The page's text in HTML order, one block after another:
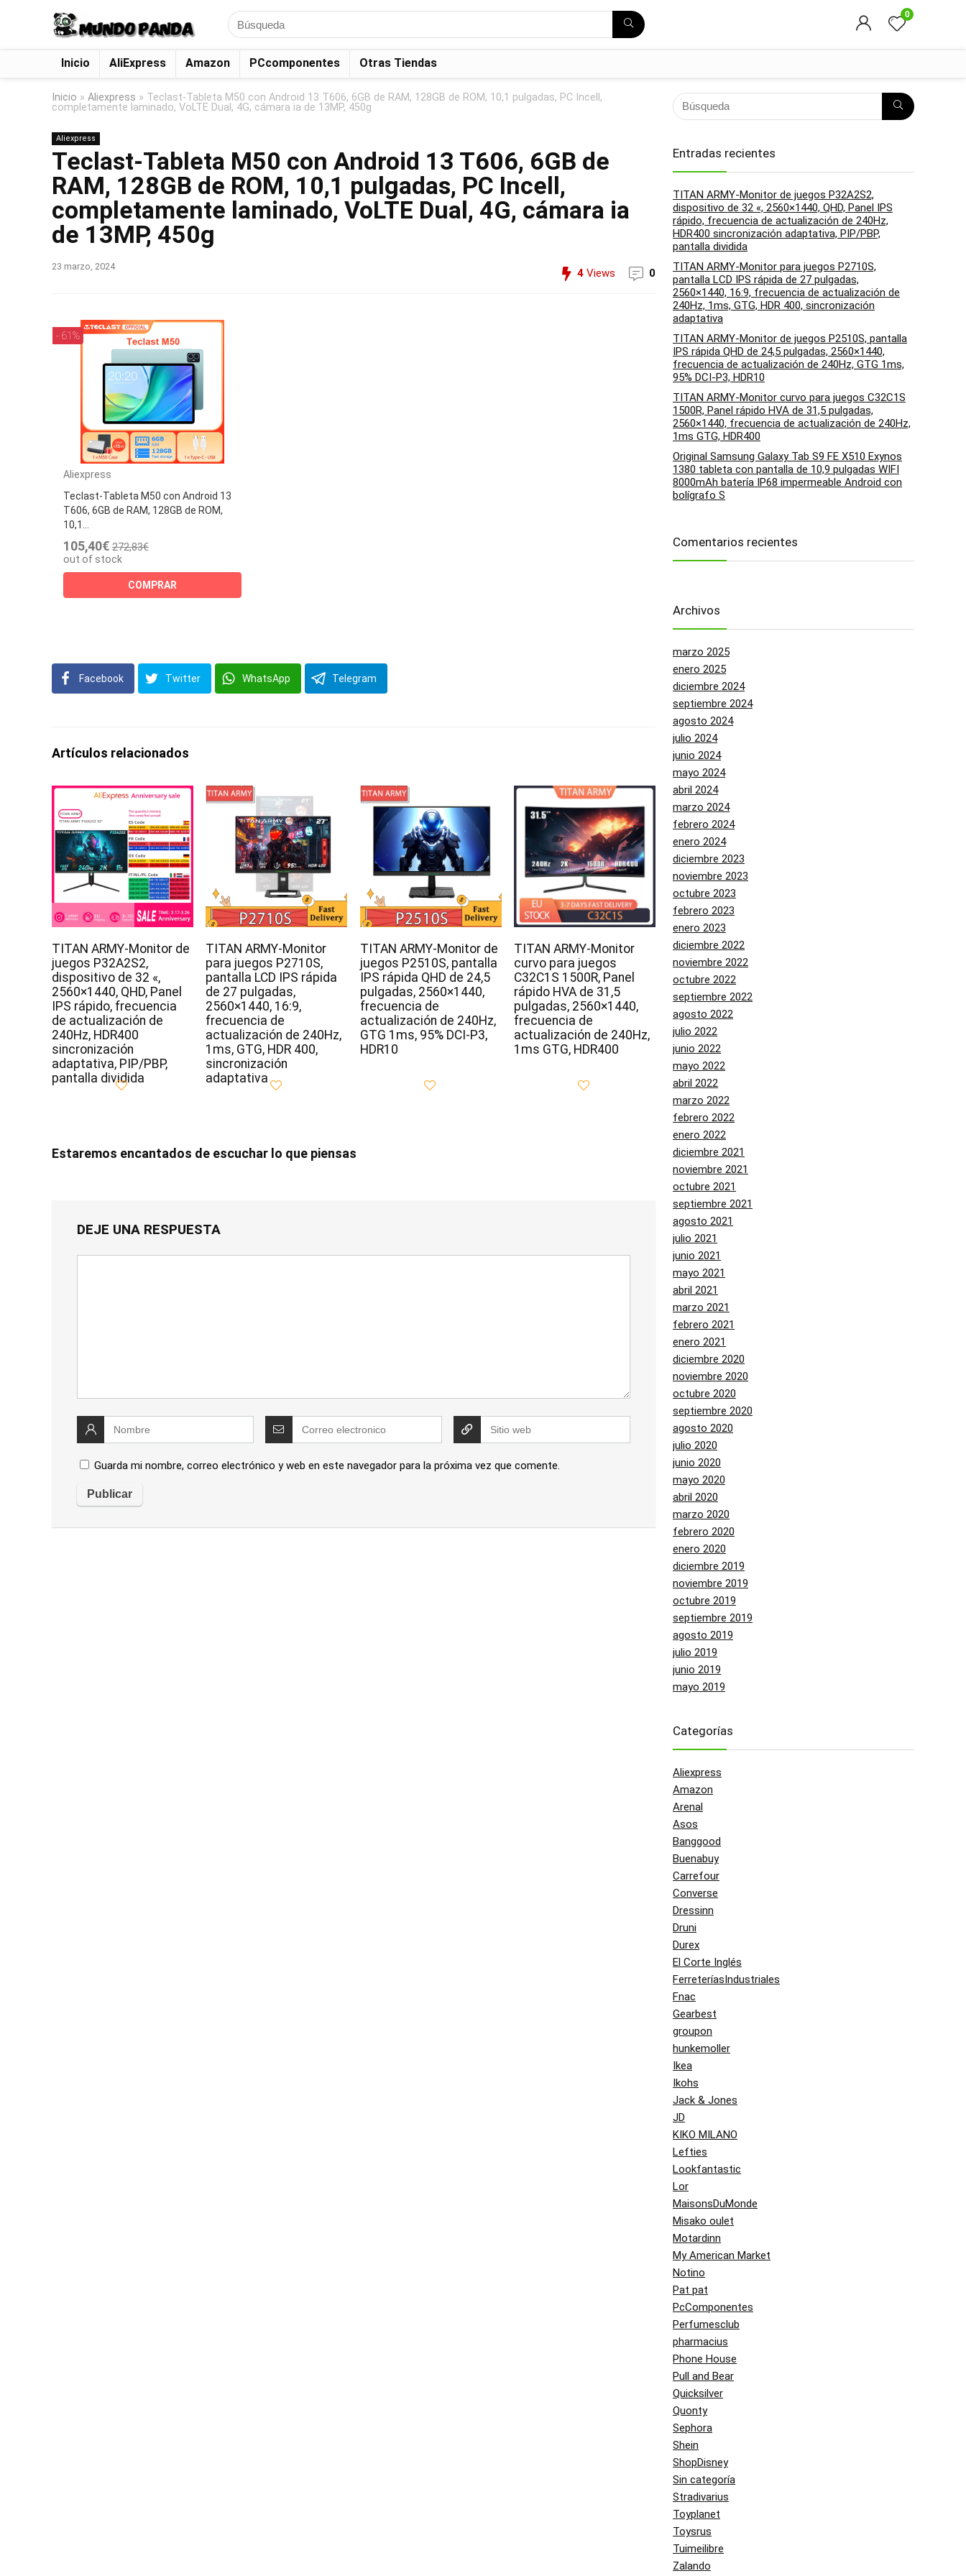
Search
for:
0
Inicio AliExpress Amazon PCcomponentes Otras Tiendas
Inicio » Aliexpress » Teclast-Tableta M50 con Android 13 T606, 6GB de RAM, 128GB de ROM, 10,1 pulgadas, PC Incell,
completamente laminado, VoLTE Dual, 4G, cámara ia de 13MP, 450g
Aliexpress
Teclast-Tableta M50 con Android 13 T606, 6GB de
RAM, 128GB de ROM, 10,1 pulgadas, PC Incell,
completamente laminado, VoLTE Dual, 4G, cámara ia
de 13MP, 450g
23 marzo, 2024
4 Views 0
- 61%
Aliexpress
Teclast-Tableta M50 con Android 13
T606, 6GB de RAM, 128GB de ROM,
10,1...
105,40€ 272,83€
out of stock
COMPRAR
Facebook Twitter WhatsApp Telegram
Artículos relacionados
TITAN ARMY-Monitor de
juegos P32A2S2,
dispositivo de 32 «,
2560×1440, QHD, Panel
IPS rápido, frecuencia
de actualización de
240Hz, HDR400
sincronización
adaptativa, PIP/PBP,
pantalla dividida
TITAN ARMY-Monitor
para juegos P2710S,
pantalla LCD IPS rápida
de 27 pulgadas,
2560×1440, 16:9,
frecuencia de
actualización de 240Hz,
1ms, GTG, HDR 400,
sincronización
adaptativa
TITAN ARMY-Monitor de
juegos P2510S, pantalla
IPS rápida QHD de 24,5
pulgadas, 2560×1440,
frecuencia de
actualización de 240Hz,
GTG 1ms, 95% DCI-P3,
HDR10
TITAN ARMY-Monitor
curvo para juegos
C32C1S 1500R, Panel
rápido HVA de 31,5
pulgadas, 2560×1440,
frecuencia de
actualización de 240Hz,
1ms GTG, HDR400
Estaremos encantados de escuchar lo que piensas
DEJE UNA RESPUESTA
Guarda mi nombre, correo electrónico y web en este navegador para la próxima vez que comente.
Entradas recientes
TITAN ARMY-Monitor de juegos P32A2S2,
dispositivo de 32 «, 2560×1440, QHD, Panel IPS
rápido, frecuencia de actualización de 240Hz,
HDR400 sincronización adaptativa, PIP/PBP,
pantalla dividida
TITAN ARMY-Monitor para juegos P2710S,
pantalla LCD IPS rápida de 27 pulgadas,
2560×1440, 16:9, frecuencia de actualización de
240Hz, 1ms, GTG, HDR 400, sincronización
adaptativa
TITAN ARMY-Monitor de juegos P2510S, pantalla
IPS rápida QHD de 24,5 pulgadas, 2560×1440,
frecuencia de actualización de 240Hz, GTG 1ms,
95% DCI-P3, HDR10
TITAN ARMY-Monitor curvo para juegos C32C1S
1500R, Panel rápido HVA de 31,5 pulgadas,
2560×1440, frecuencia de actualización de 240Hz,
1ms GTG, HDR400
Original Samsung Galaxy Tab S9 FE X510 Exynos
1380 tableta con pantalla de 10,9 pulgadas WIFI
8000mAh batería IP68 impermeable Android con
bolígrafo S
Comentarios recientes
Archivos
marzo 2025
enero 2025
diciembre 2024
septiembre 2024
agosto 2024
julio 2024
junio 2024
mayo 2024
abril 2024
marzo 2024
febrero 2024
enero 2024
diciembre 2023
noviembre 2023
octubre 2023
febrero 2023
enero 2023
diciembre 2022
noviembre 2022
octubre 2022
septiembre 2022
agosto 2022
julio 2022
junio 2022
mayo 2022
abril 2022
marzo 2022
febrero 2022
enero 2022
diciembre 2021
noviembre 2021
octubre 2021
septiembre 2021
agosto 2021
julio 2021
junio 2021
mayo 2021
abril 2021
marzo 2021
febrero 2021
enero 2021
diciembre 2020
noviembre 2020
octubre 2020
septiembre 2020
agosto 2020
julio 2020
junio 2020
mayo 2020
abril 2020
marzo 2020
febrero 2020
enero 2020
diciembre 2019
noviembre 2019
octubre 2019
septiembre 2019
agosto 2019
julio 2019
junio 2019
mayo 2019
Categorías
Aliexpress
Amazon
Arenal
Asos
Banggood
Buenabuy
Carrefour
Converse
Dressinn
Druni
Durex
El Corte Inglés
FerreteríasIndustriales
Fnac
Gearbest
groupon
hunkemoller
Ikea
Ikohs
Jack & Jones
JD
KIKO MILANO
Lefties
Lookfantastic
Lor
MaisonsDuMonde
Misako oulet
Motardinn
My American Market
Notino
Pat pat
PcComponentes
Perfumesclub
pharmacius
Phone House
Pull and Bear
Quicksilver
Quonty
Sephora
Shein
ShopDisney
Sin categoría
Stradivarius
Toyplanet
Toysrus
Tuimeilibre
Zalando